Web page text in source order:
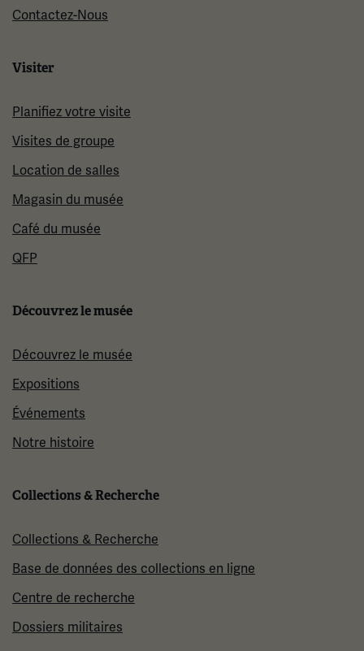
Contactez-Nous
Visiter
Planifiez votre visite
Visites de groupe
Location de salles
Magasin du musée
Café du musée
QFP
Découvrez le musée
Découvrez le musée
Expositions
Événements
Notre histoire
Collections & Recherche
Collections & Recherche
Base de données des collections en ligne
Centre de recherche
Dossiers militaires